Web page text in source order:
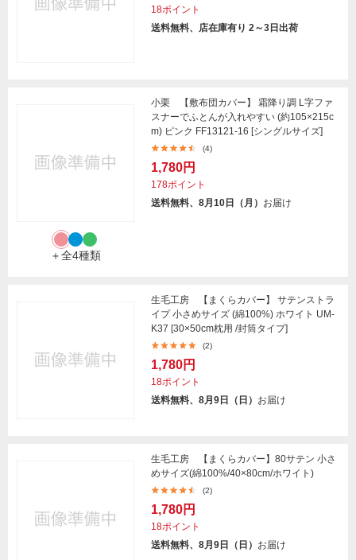
18ポイント
送料無料、店在庫有り 2～3日出荷
＋全4種類
小栗 【敷布団カバー】 霜降り調 L字ファ
スナーでふとんが入れやすい (約105×215c
m) ピンク FF13121-16 [シングルサイズ]
(4)
1,780円
178ポイント
送料無料、8月10日（月） お届け
生毛工房 【まくらカバー】 サテンストラ
イプ 小さめサイズ (綿100%) ホワイト UM-
K37 [30×50cm枕用 /封筒タイプ]
(2)
1,780円
18ポイント
送料無料、8月9日（日） お届け
生毛工房 【まくらカバー】80サテン 小さ
めサイズ(綿100%/40×80cm/ホワイト)
(2)
1,780円
18ポイント
送料無料、8月9日（日） お届け